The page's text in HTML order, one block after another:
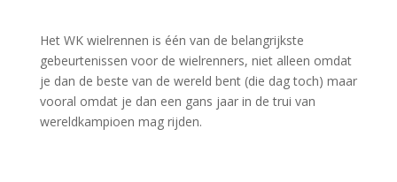
Het WK wielrennen is één van de belangrijkste
gebeurtenissen voor de wielrenners, niet alleen omdat
je dan de beste van de wereld bent (die dag toch) maar
vooral omdat je dan een gans jaar in de trui van
wereldkampioen mag rijden.